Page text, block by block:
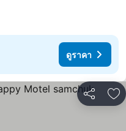
ดูราคา
แชร์ เ